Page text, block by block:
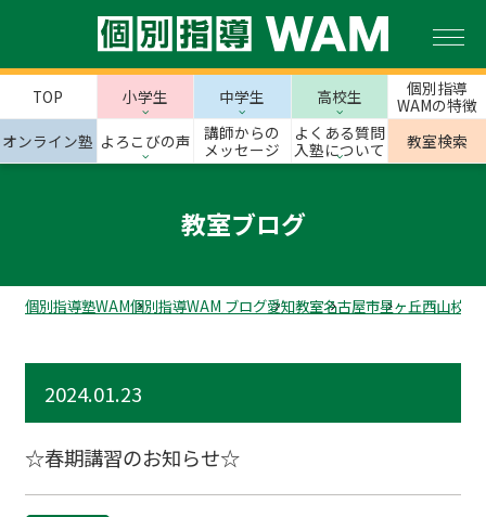
TOP 小学生 中学生 高校生
個別指導
WAMの特徴
オンライン塾 よろこびの声
講師からの
メッセージ
よくある質問
入塾について
教室検索
教室ブログ
個別指導塾WAM個別指導WAM ブログ愛知教室名古屋市星ヶ丘西山校の
2024.01.23
☆春期講習のお知らせ☆